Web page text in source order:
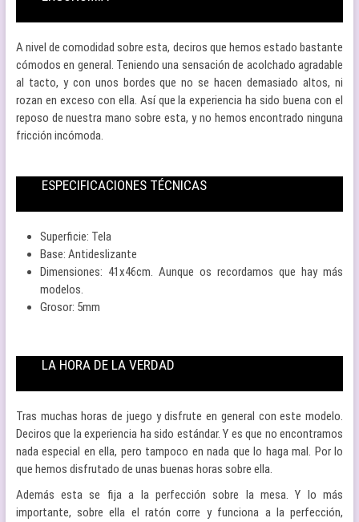
A nivel de comodidad sobre esta, deciros que hemos estado bastante
cómodos en general. Teniendo una sensación de acolchado agradable
al tacto, y con unos bordes que no se hacen demasiado altos, ni
rozan en exceso con ella. Así que la experiencia ha sido buena con el
reposo de nuestra mano sobre esta, y no hemos encontrado ninguna
fricción incómoda.
ESPECIFICACIONES TÉCNICAS
Superficie: Tela
Base: Antideslizante
Dimensiones: 41x46cm. Aunque os recordamos que hay más
modelos.
Grosor: 5mm
LA HORA DE LA VERDAD
Tras muchas horas de juego y disfrute en general con este modelo.
Deciros que la experiencia ha sido estándar. Y es que no encontramos
nada especial en ella, pero tampoco en nada que lo haga mal. Por lo
que hemos disfrutado de unas buenas horas sobre ella.
Además esta se fija a la perfección sobre la mesa. Y lo más
importante, sobre ella el ratón corre y funciona a la perfección,